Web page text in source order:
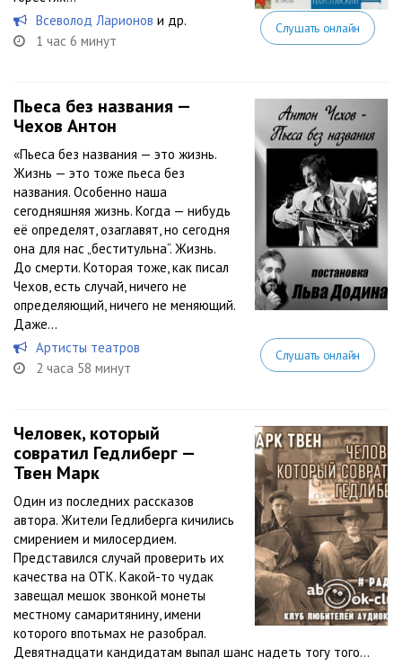
Всеволод Ларионов и др.
1 час 6 минут
Слушать онлайн
Пьеса без названия —
Чехов Антон
«Пьеса без названия — это жизнь.
Жизнь — это тоже пьеса без
названия. Особенно наша
сегодняшняя жизнь. Когда — нибудь
её определят, озаглавят, но сегодня
она для нас „беститульна“. Жизнь.
До смерти. Которая тоже, как писал
Чехов, есть случай, ничего не
определяющий, ничего не меняющий.
Даже...
Артисты театров
2 часа 58 минут
Слушать онлайн
Человек, который
совратил Гедлиберг —
Твен Марк
Один из последних рассказов
автора. Жители Гедлиберга кичились
смирением и милосердием.
Представился случай проверить их
качества на ОТК. Какой-то чудак
завещал мешок звонкой монеты
местному самаритянину, имени
которого впотьмах не разобрал.
Девятнадцати кандидатам выпал шанс надеть тогу того...